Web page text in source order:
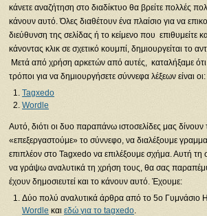
κάνετε αναζήτηση στο διαδίκτυο θα βρείτε πολλές
κάνουν αυτό. Όλες διαθέτουν ένα πλαίσιο για να
διεύθυνση της σελίδας ή το κείμενο που επιθυμείτε
κάνοντας κλικ σε σχετικό κουμπί, δημιουργείται το
Μετά από χρήση αρκετών από αυτές, καταλήξαμε ότι
τρόποι για να δημιουργήσετε σύννεφα λέξεων είναι οι:
Tagxedo
Wordle
Αυτό, διότι οι δυο παραπάνω ιστοσελίδες μας
«επεξεργαστούμε» το σύννεφο, να διαλέξουμε
επιπλέον στο Tagxedo να επιλέξουμε σχήμα. Αυτή τη
να γράψω αναλυτικά τη χρήση τους, θα σας
έχουν δημοσιευτεί και το κάνουν αυτό. Έχουμε:
Δύο πολύ αναλυτικά άρθρα από το 5ο Γυμνάσιο
Wordleκαι εδώ για το tagxedo.